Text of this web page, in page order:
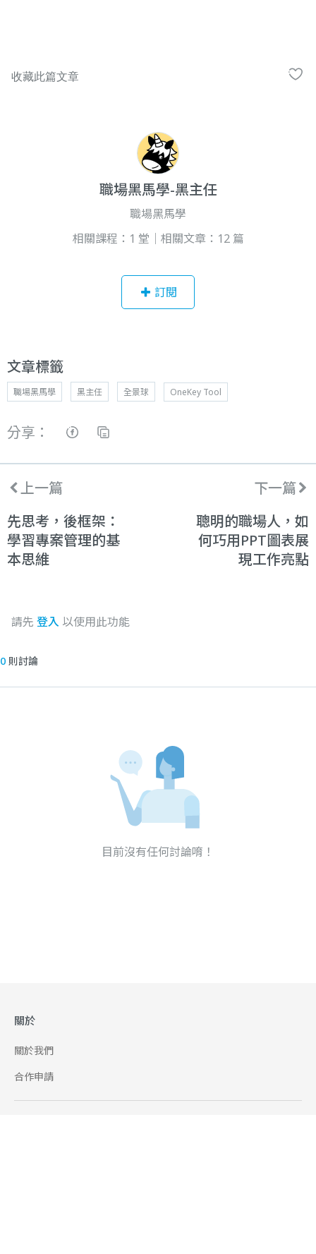
職場黑馬學-黑主任
職場黑馬學
相關課程：1 堂｜相關文章：12 篇
訂閱
文章標籤
職場黑馬學 黑主任 全景球 OneKey Tool
分享：
上一篇
先思考，後框架：
學習專案管理的基
本思維
下一篇
聰明的職場人，如
何巧用PPT圖表展
現工作亮點
請先 登入 以使用此功能
0 則討論
目前沒有任何討論唷！
關於
關於我們
合作申請